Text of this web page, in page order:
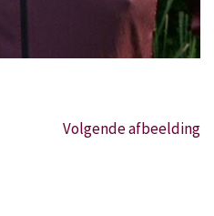
Volgende afbeelding